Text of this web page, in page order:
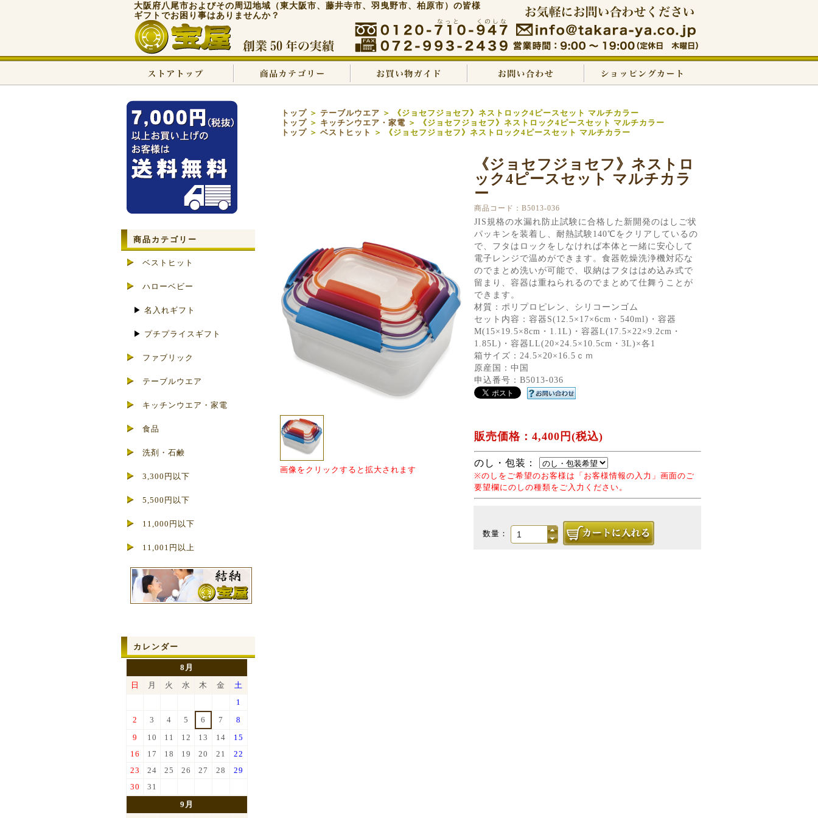
大阪府八尾市およびその周辺地域（東大阪市、藤井寺市、羽曳野市、柏原市）の皆様
ギフトでお困り事はありませんか？
トップ ＞ テーブルウエア ＞ 《ジョセフジョセフ》ネストロック4ピースセット マルチカラー
トップ ＞ キッチンウエア・家電 ＞ 《ジョセフジョセフ》ネストロック4ピースセット マルチカラー
トップ ＞ ベストヒット ＞ 《ジョセフジョセフ》ネストロック4ピースセット マルチカラー
画像をクリックすると拡大されます
《ジョセフジョセフ》ネストロ
ック4ピースセット マルチカラ
ー
商品コード：B5013-036
JIS規格の水漏れ防止試験に合格した新開発のはしご状
パッキンを装着し、耐熱試験140℃をクリアしているの
で、フタはロックをしなければ本体と一緒に安心して
電子レンジで温めができます。食器乾燥洗浄機対応な
のでまとめ洗いが可能で、収納はフタははめ込み式で
留まり、容器は重ねられるのでまとめて仕舞うことが
できます。
材質：ポリプロピレン、シリコーンゴム
セット内容：容器S(12.5×17×6cm・540ml)・容器
M(15×19.5×8cm・1.1L)・容器L(17.5×22×9.2cm・
1.85L)・容器LL(20×24.5×10.5cm・3L)×各1
箱サイズ：24.5×20×16.5ｃｍ
原産国：中国
申込番号：B5013-036
販売価格：4,400円(税込)
のし・包装：
※のしをご希望のお客様は「お客様情報の入力」画面のご
要望欄にのしの種類をご入力ください。
数量：
商品カテゴリー
ベストヒット
ハローベビー
▶ 名入れギフト
▶ プチプライスギフト
ファブリック
テーブルウエア
キッチンウエア・家電
食品
洗剤・石鹸
3,300円以下
5,500円以下
11,000円以下
11,001円以上
カレンダー
8月
日
月 火 水 木 金
土
1
2
3 4 5 6 7
8
9
10 11 12 13 14
15
16
17 18 19 20 21
22
23
24 25 26 27 28
29
30
31
9月